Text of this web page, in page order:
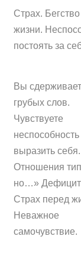
Страх. Бегство
жизни.
постоять за
Вы
грубых слов.
Чувствуете
неспособность
выразить себя.
Отношения
но…» Дефицит
Страх перед
Неважное
самочувствие.